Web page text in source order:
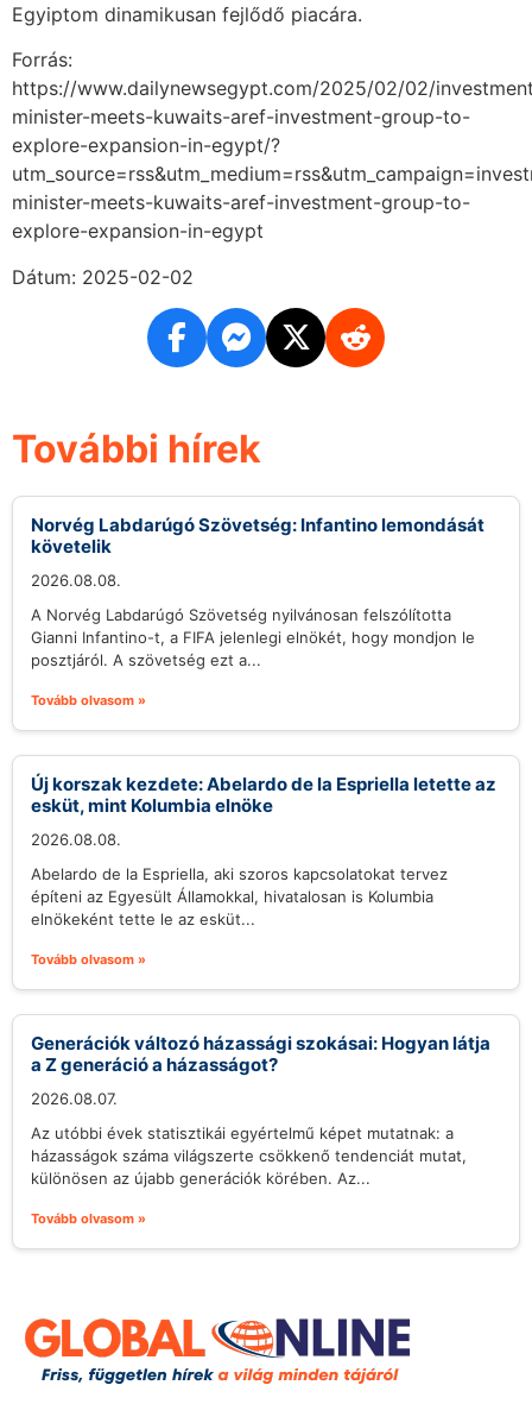
Egyiptom dinamikusan fejlődő piacára.
Forrás:
https://www.dailynewsegypt.com/2025/02/02/
minister-meets-kuwaits-aref-investment-group-to-
explore-expansion-in-egypt/?
minister-meets-kuwaits-aref-investment-group-to-
explore-expansion-in-egypt
Dátum: 2025-02-02
További hírek
Norvég Labdarúgó Szövetség: Infantino lemondását
követelik
2026.08.08.
A Norvég Labdarúgó Szövetség nyilvánosan felszólította
Gianni Infantino-t, a FIFA jelenlegi elnökét, hogy mondjon le
posztjáról. A szövetség ezt a...
Tovább olvasom »
Új korszak kezdete: Abelardo de la Espriella letette az
esküt, mint Kolumbia elnöke
2026.08.08.
Abelardo de la Espriella, aki szoros kapcsolatokat tervez
építeni az Egyesült Államokkal, hivatalosan is Kolumbia
elnökeként tette le az esküt...
Tovább olvasom »
Generációk változó házassági szokásai: Hogyan látja
a Z generáció a házasságot?
2026.08.07.
Az utóbbi évek statisztikái egyértelmű képet mutatnak: a
házasságok száma világszerte csökkenő tendenciát mutat,
különösen az újabb generációk körében. Az...
Tovább olvasom »